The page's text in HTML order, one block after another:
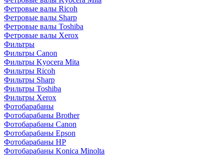
Фетровые валы Ricoh
Фетровые валы Sharp
Фетровые валы Toshiba
Фетровые валы Xerox
Фильтры
Фильтры Canon
Фильтры Kyocera Mita
Фильтры Ricoh
Фильтры Sharp
Фильтры Toshiba
Фильтры Xerox
Фотобарабаны
Фотобарабаны Brother
Фотобарабаны Canon
Фотобарабаны Epson
Фотобарабаны HP
Фотобарабаны Konica Minolta